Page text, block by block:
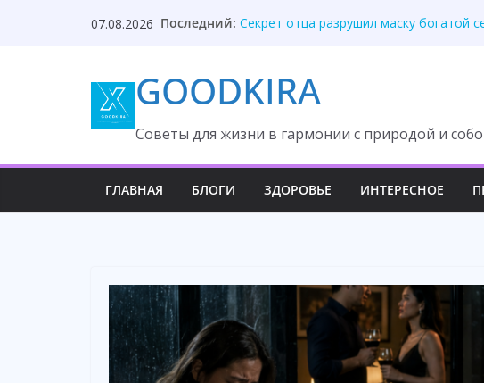
07.08.2026 Последний: Секрет отца разрушил маску богатой
Свекровь потеряла власть над
Невестка спокойно поставила
GOODKIRA
Cоветы для жизни в гармонии с природой и
ГЛАВНАЯ БЛОГИ ЗДОРОВЬЕ ИНТЕРЕСНОЕ